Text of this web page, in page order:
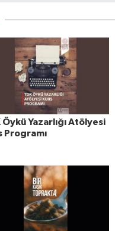
Öykü Yazarlığı Atölyesi
Programı